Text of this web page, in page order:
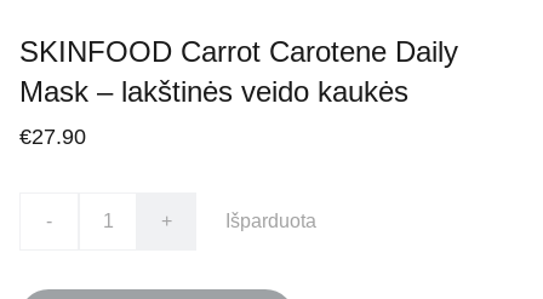
SKINFOOD Carrot Carotene Daily
Mask – lakštinės veido kaukės
€27.90
- + Išparduota